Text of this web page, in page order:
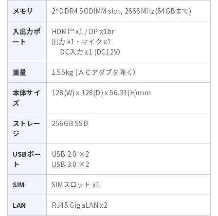
メモリ 2*DDR4 SODIMM slot, 2666MHz(64GBまで)
入出力ポ
ート
HDMI™ x1 / DP x1br
出力 x1・マイク x1
DC入力 x1 (DC12V）
重量 1.55kg (ＡＣアダプタ除く）
本体サイ
ズ
128(W) x 128(D) x 56.31(H)mm
ストレー
ジ
256GB SSD
USBポー
ト
USB 2.0 ×2
USB 3.0 ×2
SIM SIMスロット x1
LAN RJ45 GigaLAN x2